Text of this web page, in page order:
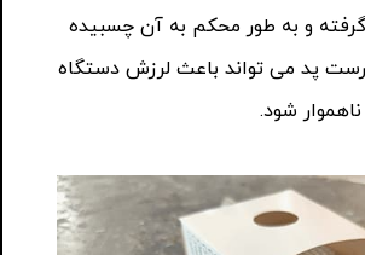
گرفته و به طور محکم به آن چسبیده
پد می تواند باعث لرزش دستگاه
شود.